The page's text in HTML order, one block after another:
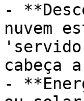
-
nuvem
cabeça
-